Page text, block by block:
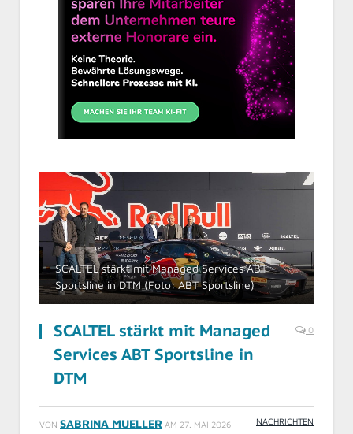
SCALTEL stärkt mit Managed Services ABT
Sportsline in DTM (Foto: ABT Sportsline)
SCALTEL stärkt mit Managed
Services ABT Sportsline in
DTM
0
VON SABRINA MUELLER AM 27. MAI 2026 NACHRICHTEN